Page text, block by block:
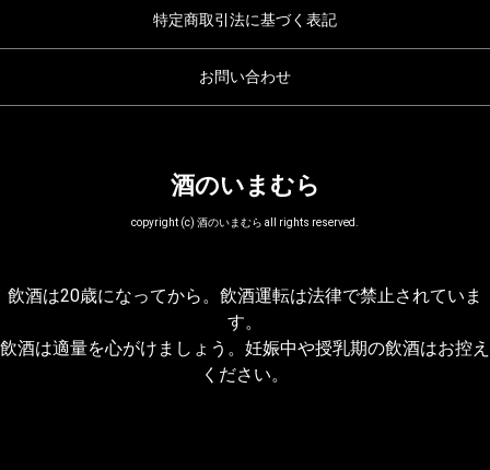
特定商取引法に基づく表記
お問い合わせ
酒のいまむら
copyright (c) 酒のいまむら all rights reserved.
飲酒は20歳になってから。飲酒運転は法律で禁止されていま
す。
飲酒は適量を心がけましょう。妊娠中や授乳期の飲酒はお控え
ください。